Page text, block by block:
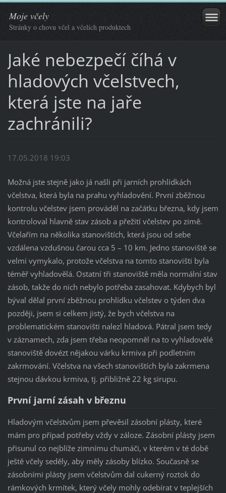
Moje včely
Stránky o chovu včel a včelích produktech
Jaké nebezpečí číhá v
hladových včelstvech,
která jste na jaře
zachránili?
17.05.2018 19:03
Možná jste stejně jako já našli při jarních prohlídkách
včelstva, která byla na prahu vyhladovění. První zběžnou
kontrolu včelstev jsem prováděl na začátku března, kdy jsem
kontroloval hlavně stav zásob a přežití včelstev po zimě.
Včelařím na několika stanovištích, která jsou od sebe
vzdálena vzdušnou čarou cca 5 – 10 km. Jedno stanoviště se
velmi vymykalo, protože včelstva na tomto stanovišti byla
téměř vyhladovělá. Ostatní tři stanoviště měla normální stav
zásob, takže do nich nebylo potřeba zasahovat. Kdybych byl
býval dělal první zběžnou prohlídku včelstev o týden dva
později, jsem si celkem jistý, že bych včelstva na
problematickém stanovišti nalezl hladová. Pátral jsem tedy
v záznamech, zda jsem třeba neopomněl na to vyhladovělé
stanoviště dovézt nějakou várku krmiva při podletním
zakrmování. Včelstva na všech stanovištích byla zakrmena
stejnou dávkou krmiva, tj. přibližně 22 kg sirupu.
První jarní zásah v březnu
Hladovým včelstvům jsem převěsil zásobní plásty, které
mám pro případ potřeby vždy v záloze. Zásobní plásty jsem
přisunul co nejblíže zimnímu chumáči, v kterém v té době
ještě včely seděly, aby měly zásoby blízko. Současně se
zásobními plásty jsem včelstvům dal cukerný roztok do
rámkových krmítek, který včely mohly odebírat v teplejších